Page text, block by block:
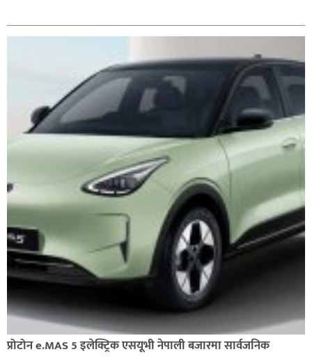
प्रोटोन e.MAS 5 इलेक्ट्रिक एसयूभी नेपाली बजारमा सार्वजनिक